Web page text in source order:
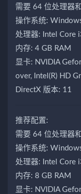
需要 64 位处理器
操作系统:
处理器: Intel Core
内存: 4 GB RAM
显卡: NVIDIA
over, Intel(R) HD
DirectX 版本: 11
推荐配置:
需要 64 位处理器
操作系统:
处理器: Intel Core
内存: 8 GB RAM
显卡: NVIDIA